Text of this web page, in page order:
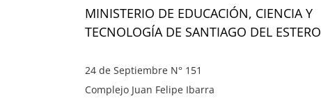
MINISTERIO DE EDUCACIÓN, CIENCIA Y
TECNOLOGÍA DE SANTIAGO DEL ESTERO
24 de Septiembre N° 151
Complejo Juan Felipe Ibarra